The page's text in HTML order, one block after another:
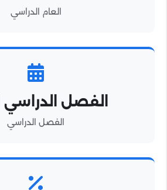
العام الدراسي
الفصل الدراسي
الفصل الدراسي